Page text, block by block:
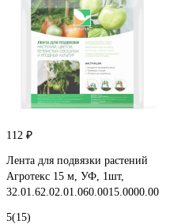
112 ₽
Лента для подвязки растений
Агротекс 15 м, УФ, 1шт,
32.01.62.02.01.060.0015.0000.00
5(15)